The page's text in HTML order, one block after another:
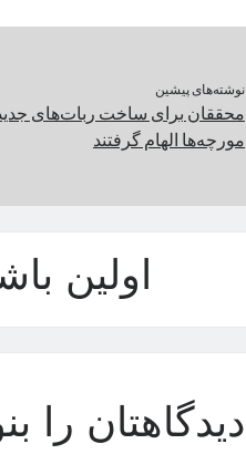
نوشته‌های پیشین
محققان برای ساخت ربات‌های جدید
مورچه‌ها الهام گرفتند
اولین
دیدگاهتان را